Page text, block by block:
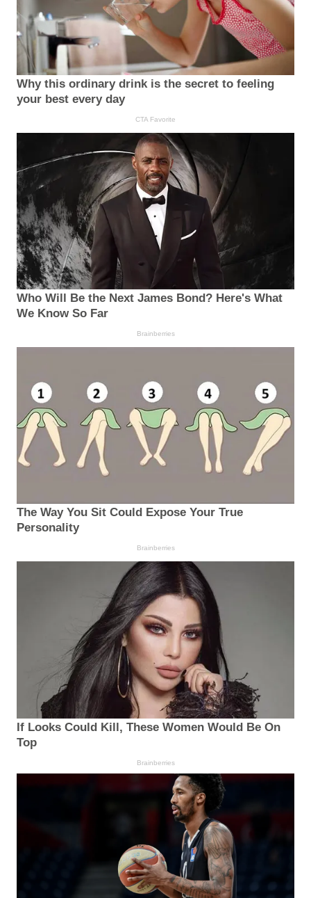
Why this ordinary drink is the secret to feeling
your best every day
CTA Favorite
Who Will Be the Next James Bond? Here's What
We Know So Far
Brainberries
The Way You Sit Could Expose Your True
Personality
Brainberries
If Looks Could Kill, These Women Would Be On
Top
Brainberries